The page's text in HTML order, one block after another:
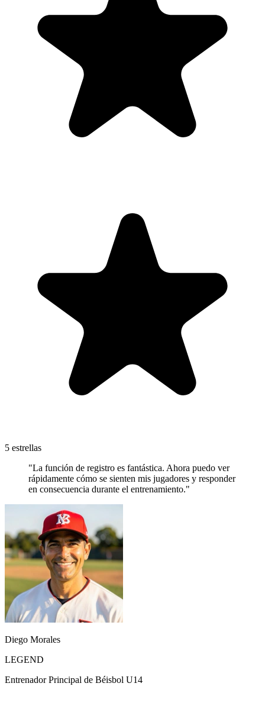
5 estrellas
"La función de registro es fantástica. Ahora puedo ver
rápidamente cómo se sienten mis jugadores y responder
en consecuencia durante el entrenamiento."
Diego Morales
LEGEND
Entrenador Principal de Béisbol U14